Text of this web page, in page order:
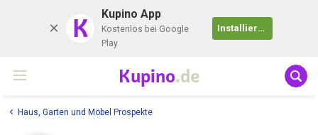
K Kupino App
Kostenlos bei Google
Play
Installieren
Kupino.de
Haus, Garten und Möbel Prospekte